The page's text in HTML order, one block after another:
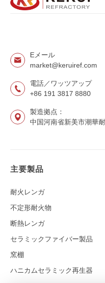
Eメール
market@keruiref.com
電話／ワッツアップ
+86 191 3817 8880
製造拠点：
中国河南省新美市潮華
主要製品
耐火レンガ
不定形耐火物
断熱レンガ
セラミックファイバー製品
窯棚
ハニカムセラミック再生器